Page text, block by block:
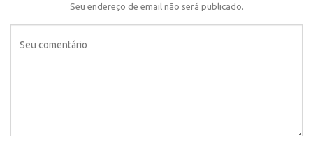
Seu endereço de email não será publicado.